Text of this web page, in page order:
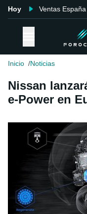
Hoy Ventas España
Inicio Noticias
Nissan
e-Power en